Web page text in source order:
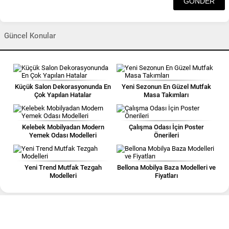
Güncel Konular
Küçük Salon Dekorasyonunda En
Çok Yapılan Hatalar
Yeni Sezonun En Güzel Mutfak
Masa Takımları
Kelebek Mobilyadan Modern
Yemek Odası Modelleri
Çalışma Odası İçin Poster
Önerileri
Yeni Trend Mutfak Tezgah
Modelleri
Bellona Mobilya Baza Modelleri ve
Fiyatları